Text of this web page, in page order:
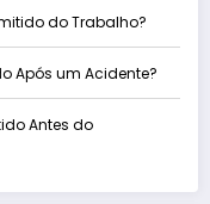
do Trabalho?
Após um Acidente?
Antes do